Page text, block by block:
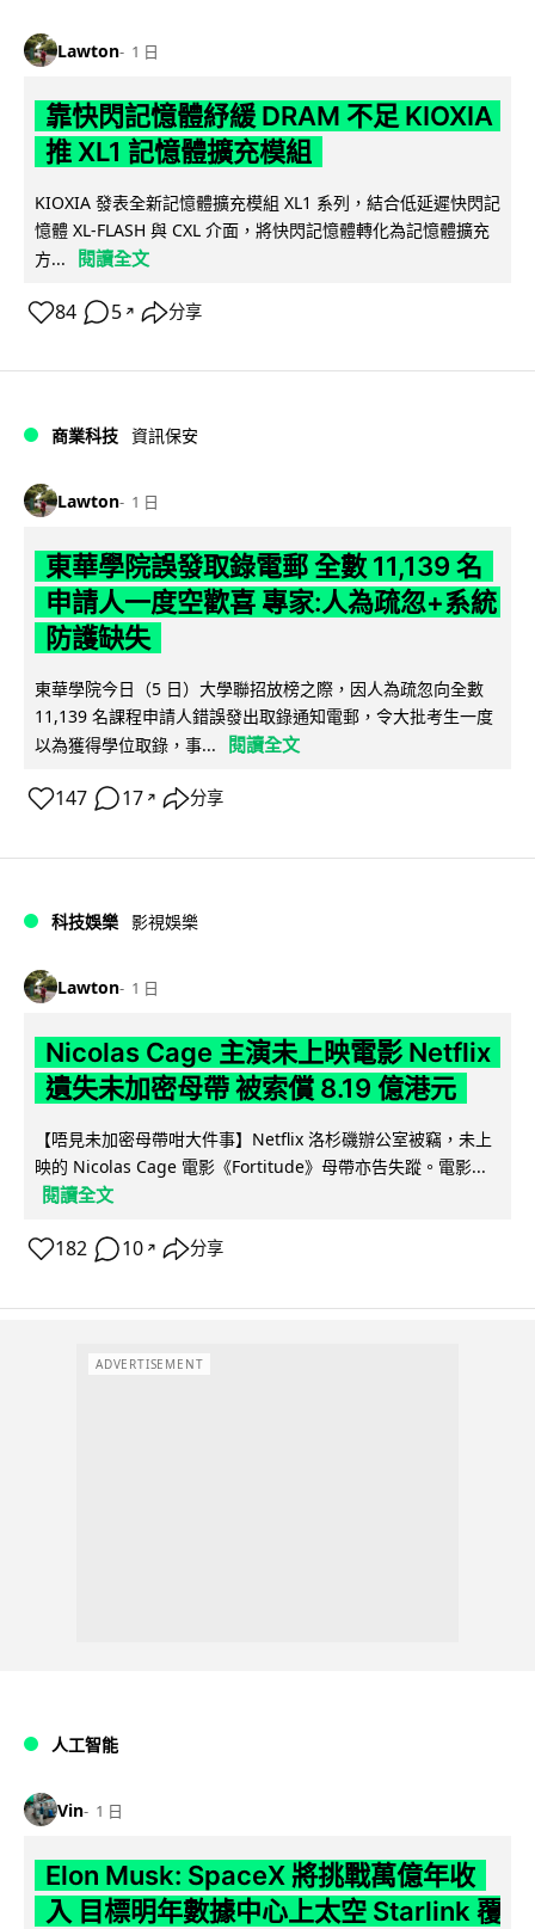
Lawton 1 日
靠快閃記憶體紓緩 DRAM 不足 KIOXIA
推 XL1 記憶體擴充模組
KIOXIA 發表全新記憶體擴充模組 XL1 系列，結合低延遲快閃記
憶體 XL-FLASH 與 CXL 介面，將快閃記憶體轉化為記憶體擴充
方...
閱讀全文
84 5 ↗ 分享
商業科技 資訊保安
Lawton 1 日
東華學院誤發取錄電郵 全數 11,139 名
申請人一度空歡喜 專家:人為疏忽+系統
防護缺失
東華學院今日（5 日）大學聯招放榜之際，因人為疏忽向全數
11,139 名課程申請人錯誤發出取錄通知電郵，令大批考生一度
以為獲得學位取錄，事...
閱讀全文
147 17 ↗ 分享
科技娛樂 影視娛樂
Lawton 1 日
Nicolas Cage 主演未上映電影 Netflix
遺失未加密母帶 被索償 8.19 億港元
【唔見未加密母帶咁大件事】Netflix 洛杉磯辦公室被竊，未上
映的 Nicolas Cage 電影《Fortitude》母帶亦告失蹤。電影...
閱讀全文
182 10 ↗ 分享
ADVERTISEMENT
人工智能
Vin 1 日
Elon Musk: SpaceX 將挑戰萬億年收
入 目標明年數據中心上太空 Starlink 覆